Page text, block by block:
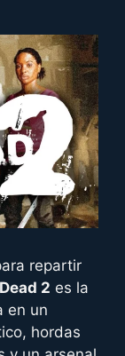
repartir
2 es la
en un
hordas